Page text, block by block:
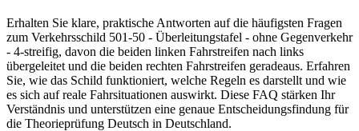
Erhalten Sie klare, praktische Antworten auf die häufigsten Fragen
zum Verkehrsschild 501-50 - Überleitungstafel - ohne Gegenverkehr
- 4-streifig, davon die beiden linken Fahrstreifen nach links
übergeleitet und die beiden rechten Fahrstreifen geradeaus. Erfahren
Sie, wie das Schild funktioniert, welche Regeln es darstellt und wie
es sich auf reale Fahrsituationen auswirkt. Diese FAQ stärken Ihr
Verständnis und unterstützen eine genaue Entscheidungsfindung für
die Theorieprüfung Deutsch in Deutschland.